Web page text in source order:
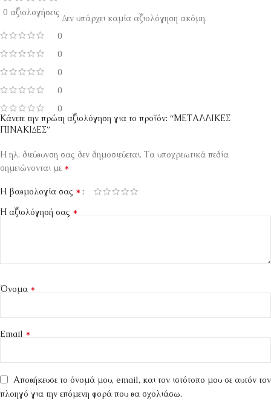
0 αξιολογήσεις
0
0
0
0
0
Δεν υπάρχει καμία αξιολόγηση ακόμη.
Κάνετε την πρώτη αξιολόγηση για το προϊόν: “ΜΕΤΑΛΛΙΚΕΣ
ΠΙΝΑΚΙΔΕΣ”
Η ηλ. διεύθυνση σας δεν δημοσιεύεται. Τα υποχρεωτικά πεδία
σημειώνονται με *
Η βαθμολογία σας *
Η αξιολόγησή σας *
Όνομα *
Email *
Αποθήκευσε το όνομά μου, email, και τον ιστότοπο μου σε αυτόν τον
πλοηγό για την επόμενη φορά που θα σχολιάσω.